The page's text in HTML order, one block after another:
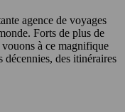
agence de voyages
Forts de plus de
à ce magnifique
décennies, des itinéraires